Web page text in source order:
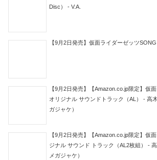
Disc） - V.A.
【9月2日発売】仮面ライダーゼッツ
【9月2日発売】【Amazon.co.jp限定】仮
オリジナル サウンドトラック（AL） - 高
ガジャケ）
【9月2日発売】【Amazon.co.jp限定】仮
ジナル サウンド トラック（AL2枚組） -
メガジャケ）